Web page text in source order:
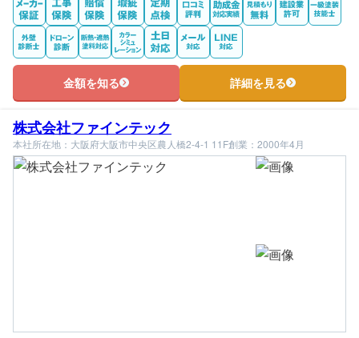
金額を知る 詳細を見る
株式会社ファインテック
本社所在地：大阪府大阪市中央区農人橋2-4-1 11F創業：2000年4月